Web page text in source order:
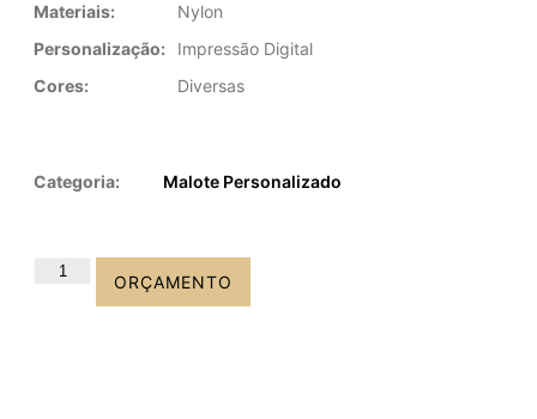
Materiais:
Nylon
Personalização:
Impressão Digital
Cores:
Diversas
Categoria: Malote Personalizado
ORÇAMENTO